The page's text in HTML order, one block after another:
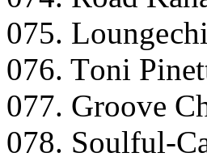
075.
076. Tоni
077. Grооvе
078. Sоulful-